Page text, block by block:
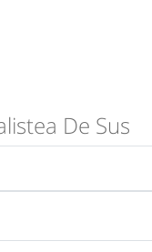
De Sus